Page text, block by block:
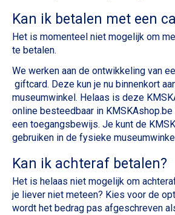
Kan ik betalen met een
Het is momenteel niet mogelijk om
te betalen.
We werken aan de ontwikkeling van
giftcard. Deze kun je nu binnenkort
museumwinkel. Helaas is deze
online besteedbaar in
een toegangsbewijs. Je kunt de
gebruiken in de fysieke
Kan ik achteraf betalen?
Het is helaas niet mogelijk om
je liever niet meteen? Kies voor de
wordt het bedrag pas afgeschreven